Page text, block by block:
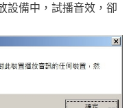
備中，試播音效，卻